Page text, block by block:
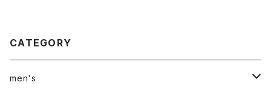
CATEGORY
men's